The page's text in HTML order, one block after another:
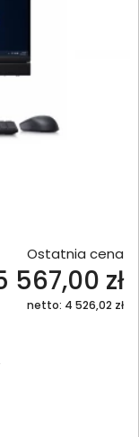
Ostatnia cena
567,00 zł
netto: 4 526,02 zł